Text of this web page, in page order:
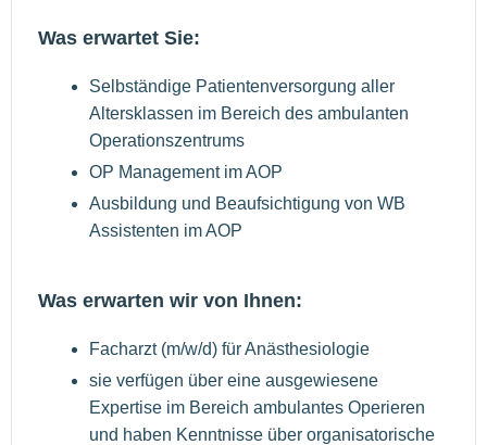
Was erwartet Sie:
Selbständige Patientenversorgung aller
Altersklassen im Bereich des ambulanten
Operationszentrums
OP Management im AOP
Ausbildung und Beaufsichtigung von WB
Assistenten im AOP
Was erwarten wir von Ihnen:
Facharzt (m/w/d) für Anästhesiologie
sie verfügen über eine ausgewiesene
Expertise im Bereich ambulantes Operieren
und haben Kenntnisse über organisatorische